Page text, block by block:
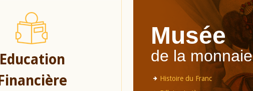
Education
Financière
Musée
de la monnaie
Histoire du Franc